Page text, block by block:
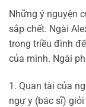
Những ý nguyện
sắp chết. Ngài
trong triều đình
của mình. Ngài
1. Quan tài của
ngự y (bác sĩ)